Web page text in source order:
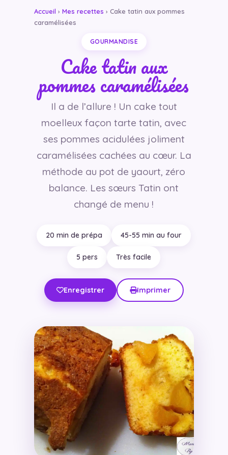
Accueil › Mes recettes › Cake tatin aux pommes
caramélisées
GOURMANDISE
Cake tatin aux
pommes caramélisées
Il a de l’allure ! Un cake tout
moelleux façon tarte tatin, avec
ses pommes acidulées joliment
caramélisées cachées au cœur. La
méthode au pot de yaourt, zéro
balance. Les sœurs Tatin ont
changé de menu !
20 min de prépa 45-55 min au four
5 pers Très facile
Enregistrer Imprimer